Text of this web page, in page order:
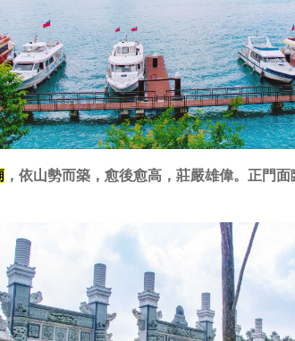
，依山勢而築，愈後愈高，莊嚴雄偉。正門